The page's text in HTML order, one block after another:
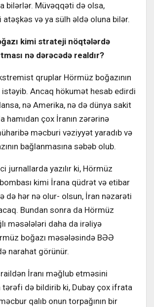
bilərlər. Müvəqqəti də olsa,
və ya sülh əldə oluna bilər.
kimi strateji nöqtələrdə
nə dərəcədə realdır?
qruplar Hörmüz boğazının
istəyib. Ancaq hökumət hesab edirdi
nə Amerika, nə də dünya sakit
hamıdan çox İranın zərərinə
məcburi vəziyyət yaradıb və
bağlanmasına səbəb olub.
jurnallarda yazılır ki, Hörmüz
kimi İrana qüdrət və etibar
də hər nə olur- olsun, İran nəzarəti
Bundan sonra da Hörmüz
məsələləri daha da irəliyə
boğazı məsələsində BƏƏ
narahat görünür.
İranı məğlub etməsini
tərəfi də bildirib ki, Dubay çox ifrata
qalıb onun torpağının bir